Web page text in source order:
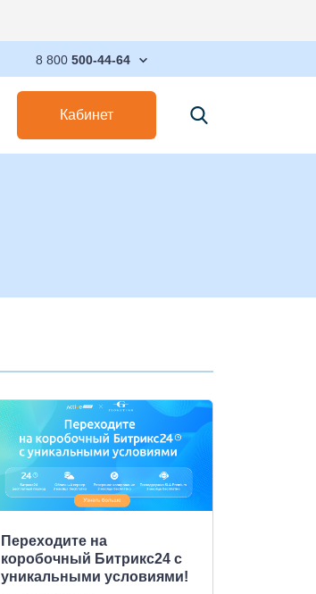
8 800 500-44-64
Кабинет
Переходите на
коробочный Битрикс24 с
уникальными условиями!